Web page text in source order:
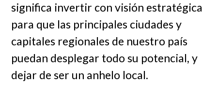
significa invertir con visión estratégica
para que las principales ciudades y
capitales regionales de nuestro país
puedan desplegar todo su potencial, y
dejar de ser un anhelo local.